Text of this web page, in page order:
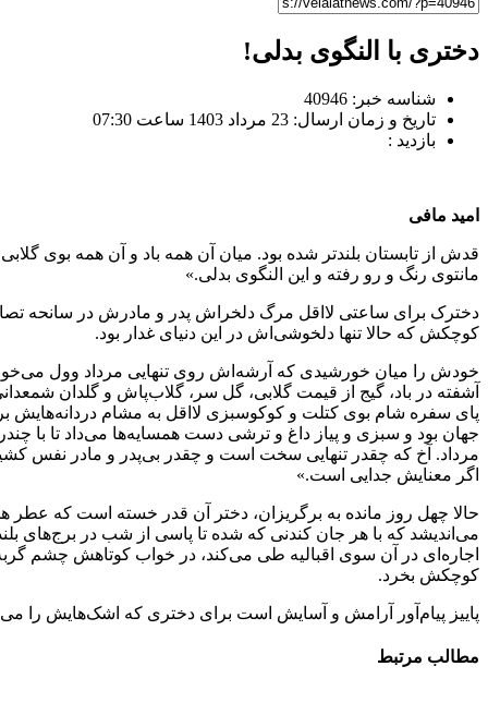
دختری با النگوی بدلی!
شناسه خبر: 40946
تاریخ و زمان ارسال: 23 مرداد 1403 ساعت 07:30
بازدید :
امید مافی
قدش از تابستان بلندتر شده بود. میان آن همه باد و آن همه بوی
مانتوی رنگ و رو رفته و این النگوی بدلی.»
دخترک برای ساعتی لااقل مرگ دلخراش پدر و مادرش در سانحه
کوچکش که حالا تنها دلخوشی‌اش در این دنیای غدار بود.
خودش را میان خورشیدی که آرشه‌اش روی تنهایی مرداد وول
آشفته در باد، گیج از قیمت گلابی، گل سر، گلاب‌پاش و گلدان
پای سفره شام بوی کتلت و کوکوسبزی لااقل به مشام
جهان بود و سبزی و پیاز داغ و ترشی دست همسایه‌ها می‌داد تا با
مرداد. آخ که چقدر تنهایی سخت است و چقدر بی‌پدر و مادر نفس
اگر معنایش جدایی است.»
حالا چهل روز مانده به برگریزان، دختر آن قدر خسته است که عطر
می‌اندیشد که با هر جان کندنی که شده تا پاسی از شب در برج‌های
اجاره‌ای در آن سوی اقبالیه طی می‌کند، در خواب کوتاهش چشم
کوچکش بخرد.
پاییز پیام‌آور آرامش و آسایش است برای دختری که اشک‌هایش را
مطالب مرتبط